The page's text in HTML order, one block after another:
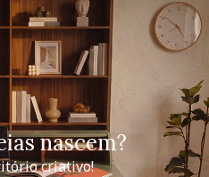
nascem?
criativo!